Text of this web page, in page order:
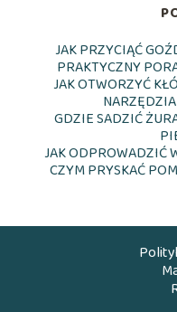
JAK PRZYCIĄĆ
PRAKTYCZNY
JAK OTWORZYĆ
GDZIE SADZIĆ
JAK ODPROWADZIĆ
CZYM PRYSKAĆ